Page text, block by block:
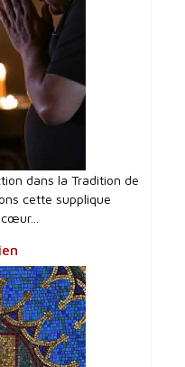
dans la Tradition de
cette supplique